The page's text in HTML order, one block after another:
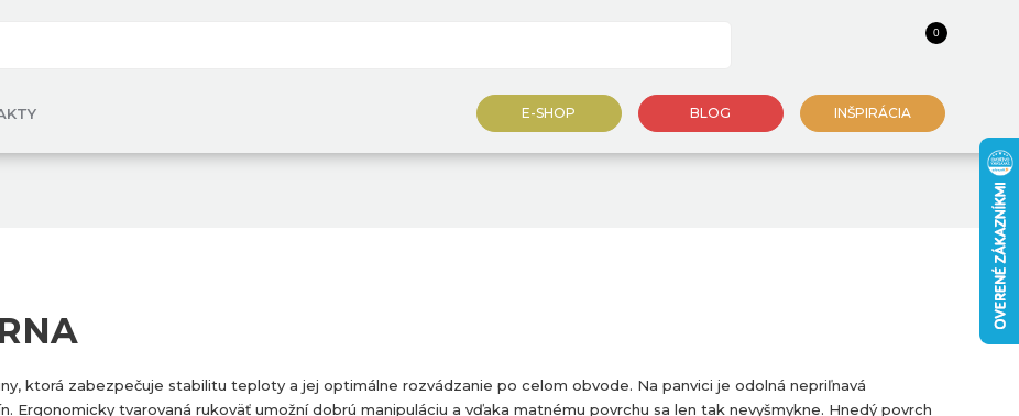
0
E-SHOP BLOG INŠPIRÁCIA
ktorá zabezpečuje stabilitu teploty a jej optimálne rozvádzanie po celom obvode. Na panvici je odolná nepriľnavá
Ergonomicky tvarovaná rukoväť umožní dobrú manipuláciu a vďaka matnému povrchu sa len tak nevyšmykne. Hnedý povrch